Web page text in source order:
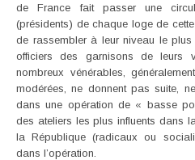
de France fait passer une
(présidents) de chaque loge de
de rassembler à leur niveau le plus
officiers des garnisons de leurs
nombreux vénérables,
modérées, ne donnent pas suite,
dans une opération de « basse
des ateliers les plus influents dans
la République (radicaux ou
dans l’opération.